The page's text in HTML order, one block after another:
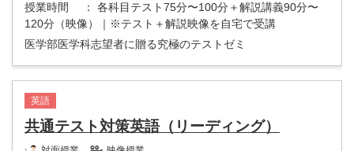
授業時間
： 各科目テスト75分〜100分＋解説講義90分〜
120分（映像）｜※テスト＋解説映像を自宅で受講
医学部医学科志望者に贈る究極のテストゼミ
英語
共通テスト対策英語（リーディング）